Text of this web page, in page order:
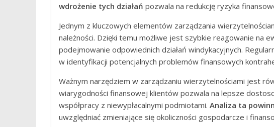
wdrożenie tych działań pozwala na redukcję ryzyka
Jednym z kluczowych elementów zarządzania
należności. Dzięki temu możliwe jest szybkie reagowanie na
podejmowanie odpowiednich działań windykacyjnych.
w identyfikacji potencjalnych problemów finansowych
Ważnym narzędziem w zarządzaniu wierzytelnościami jest
wiarygodności finansowej klientów pozwala na lepsze
współpracy z niewypłacalnymi podmiotami. Analiza ta
uwzględniać zmieniające się okoliczności gospodarcze i